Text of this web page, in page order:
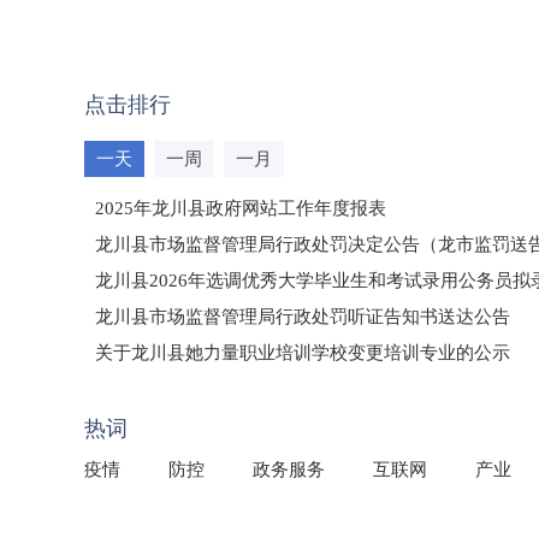
点击排行
一天 一周 一月
2025年龙川县政府网站工作年度报表
龙川县市场监督管理局行政处罚决定公告（龙市监罚送
龙川县2026年选调优秀大学毕业生和考试录用公务员拟
龙川县市场监督管理局行政处罚听证告知书送达公告
（龙市监罚送告〔2026〕71号）
关于龙川县她力量职业培训学校变更培训专业的公示
热词
疫情 防控 政务服务 互联网 产业